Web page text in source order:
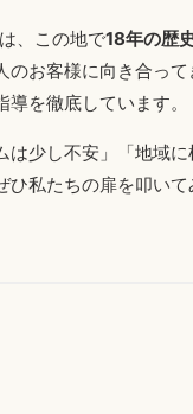
、この地で18年の歴史
のお客様に向き合っ
導を徹底しています。
は少し不安」「地域
ひ私たちの扉を叩いて